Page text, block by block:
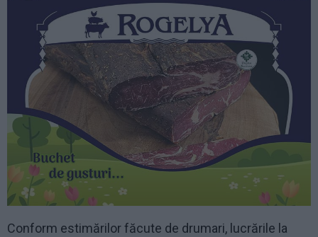
Conform estimărilor făcute de drumari, lucrările la